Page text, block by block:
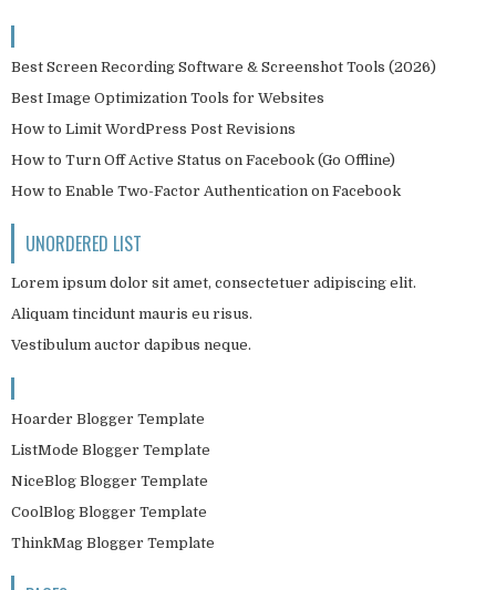
Best Screen Recording Software & Screenshot Tools (2026)
Best Image Optimization Tools for Websites
How to Limit WordPress Post Revisions
How to Turn Off Active Status on Facebook (Go Offline)
How to Enable Two-Factor Authentication on Facebook
UNORDERED LIST
Lorem ipsum dolor sit amet, consectetuer adipiscing elit.
Aliquam tincidunt mauris eu risus.
Vestibulum auctor dapibus neque.
Hoarder Blogger Template
ListMode Blogger Template
NiceBlog Blogger Template
CoolBlog Blogger Template
ThinkMag Blogger Template